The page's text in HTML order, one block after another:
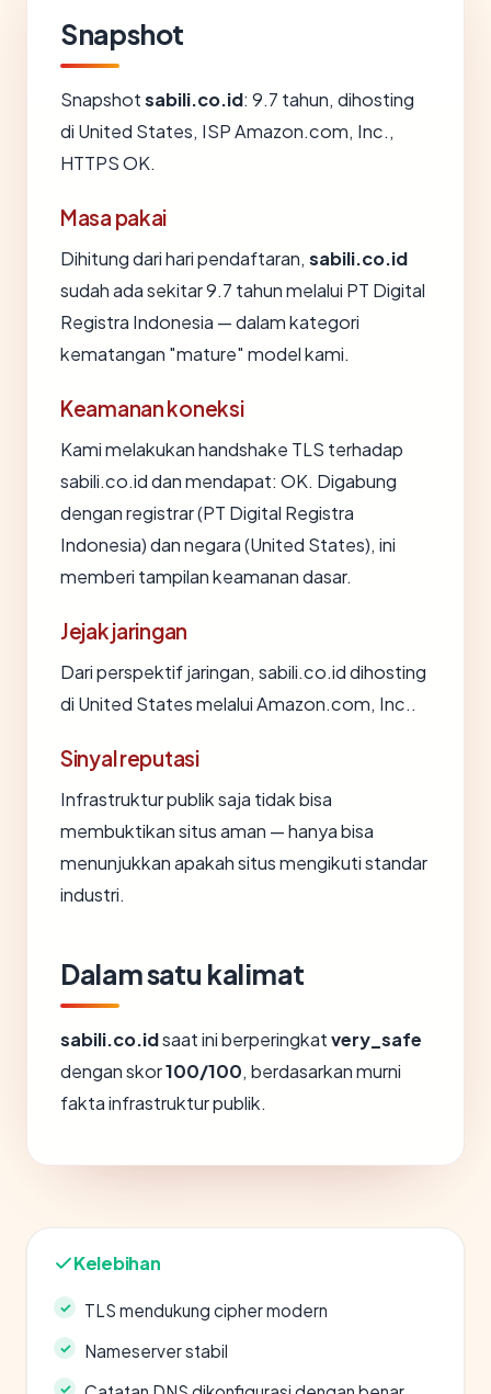
Snapshot
Snapshotsabili.co.id: 9.7 tahun, dihosting
di United States, ISP Amazon.com, Inc.,
HTTPS OK.
Masa pakai
Dihitung dari hari pendaftaran, sabili.co.id
sudah ada sekitar 9.7 tahun melalui PT Digital
Registra Indonesia — dalam kategori
kematangan "mature" model kami.
Keamanan koneksi
Kami melakukan handshake TLS terhadap
sabili.co.id dan mendapat: OK. Digabung
dengan registrar (PT Digital Registra
Indonesia) dan negara (United States), ini
memberi tampilan keamanan dasar.
Jejak jaringan
Dari perspektif jaringan, sabili.co.id dihosting
di United States melalui Amazon.com, Inc..
Sinyal reputasi
Infrastruktur publik saja tidak bisa
membuktikan situs aman — hanya bisa
menunjukkan apakah situs mengikuti standar
industri.
Dalam satu kalimat
sabili.co.idsaat ini berperingkatvery_safe
dengan skor100/100, berdasarkan murni
fakta infrastruktur publik.
Kelebihan
TLS mendukung cipher modern
Nameserver stabil